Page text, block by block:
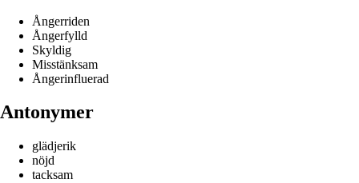
Ångerriden
Ångerfylld
Skyldig
Misstänksam
Ångerinfluerad
Antonymer
glädjerik
nöjd
tacksam